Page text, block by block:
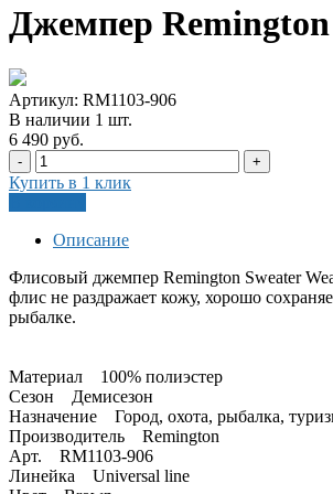
Джемпер Remington
Артикул: RM1103-906
В наличии 1 шт.
6 490 руб.
- +
Купить в 1 клик
Описание
Флисовый джемпер Remington Sweater
флис не раздражает кожу, хорошо
рыбалке.
Материал 100% полиэстер
Сезон Демисезон
Назначение Город, охота, рыбалка,
Производитель Remington
Арт. RM1103-906
Линейка Universal line